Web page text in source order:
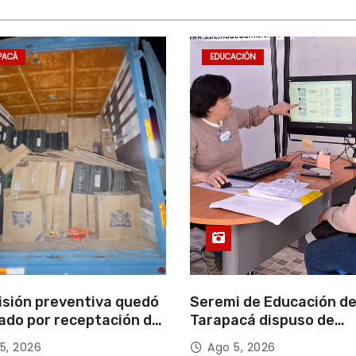
preventiva quedó
por receptación de
avaluados en
2026
EDUCACIÓN
Seremi de Educación de
Tarapacá dispuso de
facilitadores para
Ago 5, 2026